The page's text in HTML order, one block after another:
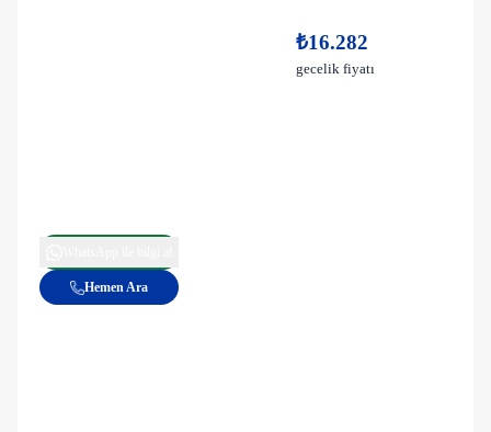
₺16.282
gecelik fiyatı
Hemen Ara